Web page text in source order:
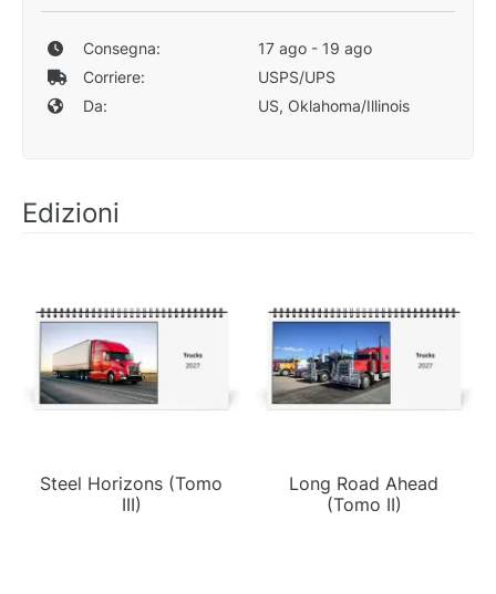
Consegna:
17 ago - 19 ago
Corriere:
USPS/UPS
Da:
US, Oklahoma/Illinois
Edizioni
Steel Horizons (Tomo
III)
Long Road Ahead
(Tomo II)